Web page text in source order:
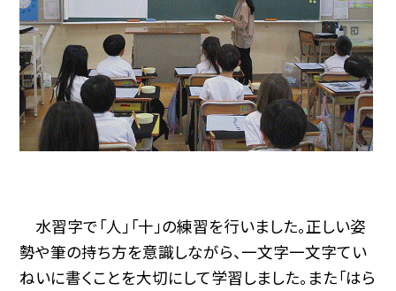
水習字で「人」「十」の練習を行いました。正しい姿
勢や筆の持ち方を意識しながら、一文字一文字てい
ねいに書くことを大切にして学習しました。また「はら